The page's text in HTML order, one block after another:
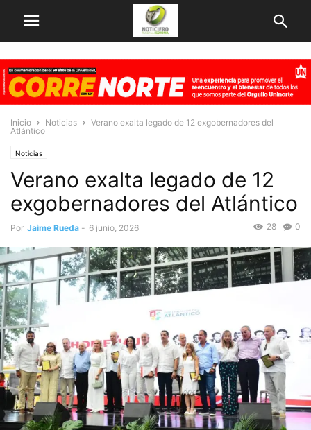
Inicio Noticias
Verano exalta legado de 12 exgobernadores del
Atlántico
Noticias
Verano exalta legado de 12
exgobernadores del Atlántico
Por Jaime Rueda - 6 junio, 2026 0
28